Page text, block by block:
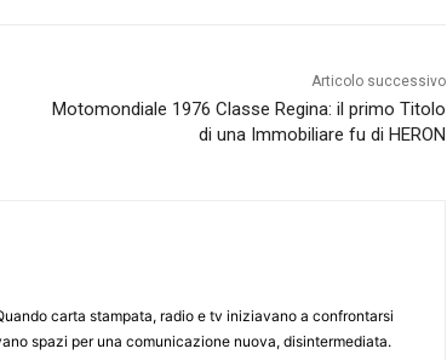
Articolo successivo
Motomondiale 1976 Classe Regina: il primo Titolo
di una Immobiliare fu di HERON
carta stampata, radio e tv iniziavano a confrontarsi
spazi per una comunicazione nuova, disintermediata.